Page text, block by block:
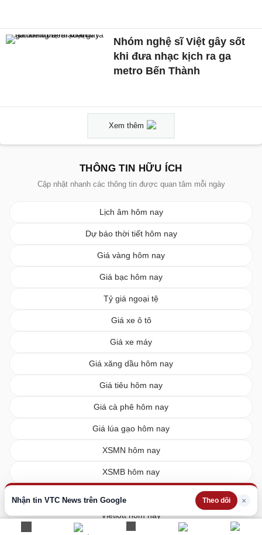
Nhận tin VTC News trên Google Theo dõi ×
Nhóm nghệ sĩ Việt gây sốt
khi đưa nhạc kịch ra ga
metro Bến Thành
Xem thêm
THÔNG TIN HỮU ÍCH
Cập nhật nhanh các thông tin được quan tâm mỗi ngày
Lịch âm hôm nay
Dự báo thời tiết hôm nay
Giá vàng hôm nay
Giá bạc hôm nay
Tỷ giá ngoại tệ
Giá xe ô tô
Giá xe máy
Giá xăng dầu hôm nay
Giá tiêu hôm nay
Giá cà phê hôm nay
Giá lúa gạo hôm nay
XSMN hôm nay
XSMB hôm nay
Vietlott hôm nay